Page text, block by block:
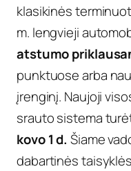
klasikinės
m. lengvieji
atstumo
punktuose arba
įrenginį. Naujoji
srauto sistema
kovo 1 d. Šiame
dabartinės